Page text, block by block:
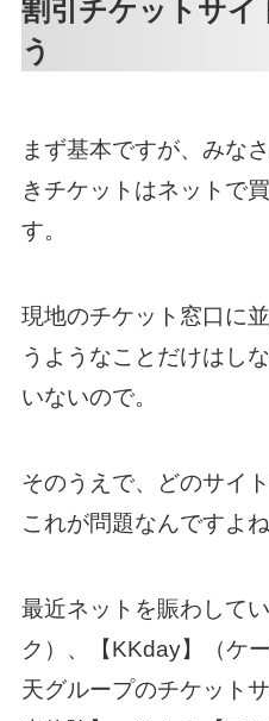
割引チケットサイ
う
まず基本ですが、みな
きチケットはネットで
す。
現地のチケット窓口に
うようなことだけはし
いないので。
そのうえで、どのサイ
これが問題なんですよね
最近ネットを賑わして
ク）、【KKday】（ケ
天グループのチケット